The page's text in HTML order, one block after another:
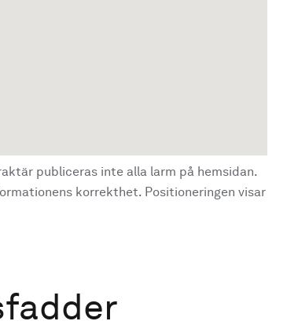
publiceras inte alla larm på hemsidan.
korrekthet. Positioneringen visar